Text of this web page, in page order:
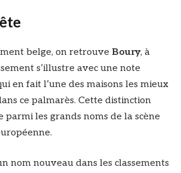
belge, on retrouve Boury, à
s’illustre avec une note
en fait l’une des maisons les mieux
ce palmarès. Cette distinction
parmi les grands noms de la scène
nom nouveau dans les classements